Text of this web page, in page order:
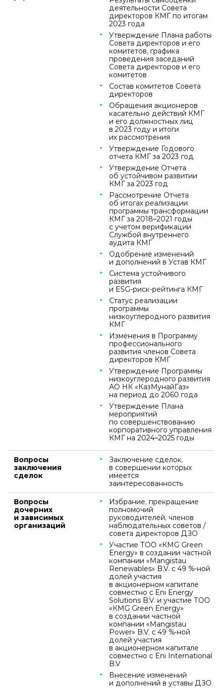
деятельности Совета
директоров КМГ по итогам
2023 года
Утверждение Плана работы
Совета директоров и его
комитетов, графика
проведения заседаний
Совета директоров и его
комитетов
Состав комитетов Совета
директоров
Обращения акционеров
касательно действий КМГ
и его должностных лиц
в 2023 году и итоги
их рассмотрения
Утверждение Годового
отчета КМГ за 2023 год
Утверждение Отчета
об устойчивом развитии
КМГ за 2023 год
Рассмотрение Отчета
об итогах реализации
программы трансформации
КМГ за 2018–2021 годы
с учетом верификации
Службой внутреннего
аудита КМГ
Одобрение изменений
и дополнений в Устав КМГ
Система устойчивого
развития
и ESG‑риск‑рейтинга КМГ
Статус реализации
программы
низкоуглеродного развития
КМГ
Изменения в Программу
профессионального
развития членов Совета
директоров КМГ
Утверждение Программы
низкоуглеродного развития
АО НК «КазМунайГаз»
на период до 2060 года
Утверждение Плана
мероприятий
по совершенствованию
корпоративного управления
КМГ на 2024–2025 годы
Вопросы
заключения
сделок
Заключение сделок,
в совершении которых
имеется
заинтересованность
Вопросы
дочерних
и зависимых
организаций
Избрание, прекращение
полномочий
руководителей, членов
наблюдательных советов /
совета директоров ДЗО
Участие ТОО «КМG Green
Energy» в создании частной
компании «Mangistau
Renewables» B.V. с 49 %‑ной
долей участия
в акционерном капитале
совместно с Eni Energy
Solutions B.V. и участие ТОО
«КМG Green Energy»
в создании частной
компании «Mangistau
Power» B.V. с 49 %‑ной
долей участия
в акционерном капитале
совместно с Eni International
B.V
Внесение изменений
и дополнений в уставы ДЗО